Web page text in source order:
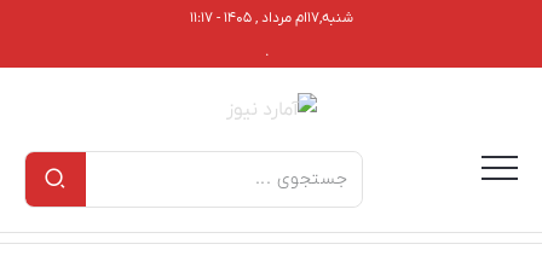
شنبه,۱۷ام مرداد , ۱۴۰۵ - ۱۱:۱۷
.